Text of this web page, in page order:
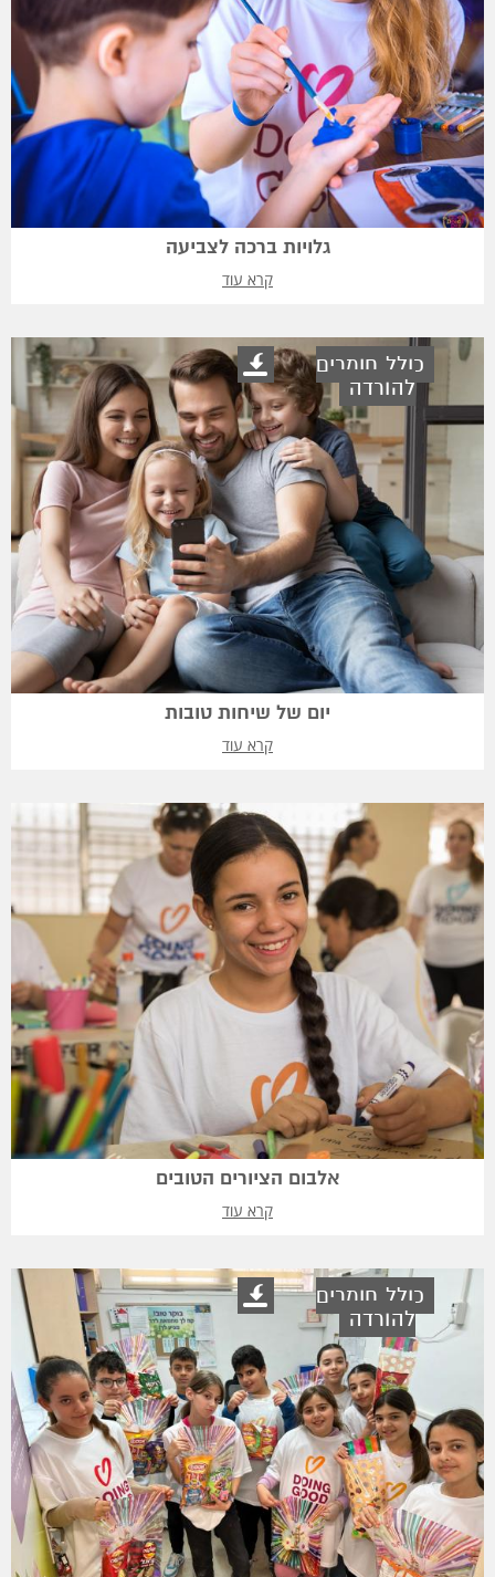
גלויות ברכה לצביעה
קרא עוד
כולל חומרים
להורדה
יום של שיחות טובות
קרא עוד
אלבום הציורים הטובים
קרא עוד
כולל חומרים
להורדה